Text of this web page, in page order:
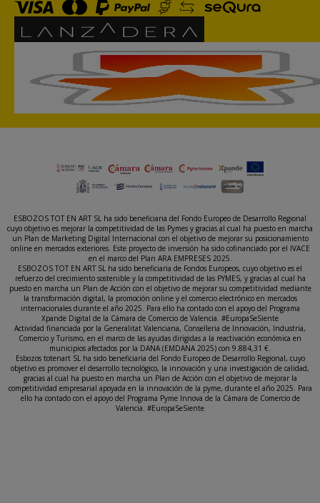
ESBOZOS TOT EN ART SL ha sido beneficiaria del Fondo Europeo de Desarrollo Regional
cuyo objetivo es mejorar la competitividad de las Pymes y gracias al cual ha puesto en marcha
un Plan de Marketing Digital Internacional con el objetivo de mejorar su posicionamiento
online en mercados exteriores. Este proyecto de inversión ha sido cofinanciado por el IVACE
en el marco del Plan ARA EMPRESES 2025.
ESBOZOS TOT EN ART SL ha sido beneficiaria de Fondos Europeos, cuyo objetivo es el
refuerzo del crecimiento sostenible y la competitividad de las PYMES, y gracias al cual ha
puesto en marcha un Plan de Acción con el objetivo de mejorar su competitividad mediante
la transformación digital, la promoción online y el comercio electrónico en mercados
internacionales durante el año 2025. Para ello ha contado con el apoyo del Programa
Xpande Digital de la Cámara de Comercio de Valencia. #EuropaSeSiente
Actividad financiada por la Generalitat Valenciana, Conselleria de Innovación, Industria,
Comercio y Turismo, en el marco de las ayudas dirigidas a la reactivación económica en
municipios afectados por la DANA (EMDANA 2025) con 9.884,31 €.
Esbozos totenart SL ha sido beneficiaria del Fondo Europeo de Desarrollo Regional, cuyo
objetivo es promover el desarrollo tecnológico, la innovación y una investigación de calidad,
gracias al cual ha puesto en marcha un Plan de Acción con el objetivo de mejorar la
competitividad empresarial apoyada en la innovación de la pyme, durante el año 2025. Para
ello ha contado con el apoyo del Programa Pyme Innova de la Cámara de Comercio de
Valencia. #EuropaSeSiente